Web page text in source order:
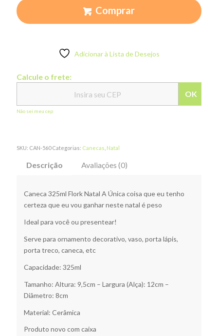
Comprar
Adicionar à Lista de Desejos
Calcule o frete:
OK
Não sei meu cep
SKU: CAN-560 Categorias: Canecas Natal
Descrição Avaliações (0)
Caneca 325ml Flork Natal A Única coisa que eu tenho
certeza que eu vou ganhar neste natal é peso
Ideal para você ou presentear!
Serve para ornamento decorativo, vaso, porta lápis,
porta treco, caneca, etc
Capacidade: 325ml
Tamanho: Altura: 9,5cm – Largura (Alça): 12cm –
Diâmetro: 8cm
Material: Cerâmica
Produto novo com caixa